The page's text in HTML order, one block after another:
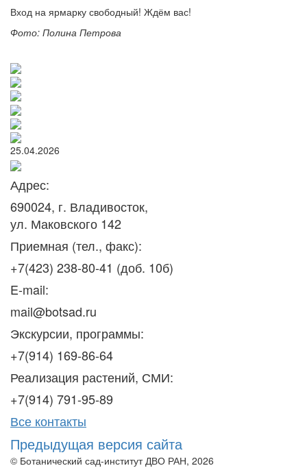
Вход на ярмарку свободный! Ждём вас!
Фото: Полина Петрова
25.04.2026
Адрес:
690024, г. Владивосток,
ул. Маковского 142
Приемная (тел., факс):
+7(423) 238-80-41 (доб. 10б)
E-mail:
mail@botsad.ru
Экскурсии, программы:
+7(914) 169-86-64
Реализация растений, СМИ:
+7(914) 791-95-89
Все контакты
Предыдущая версия сайта
© Ботанический сад-институт ДВО РАН, 2026